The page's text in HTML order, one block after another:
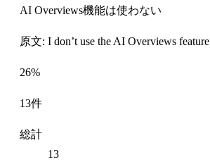
AI Overviews機能は使わない
原文: I don’t use the AI Overviews feature
26%
13件
総計
13